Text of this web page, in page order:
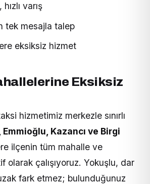
varış
tek mesajla talep
eksiksiz hizmet
Eksiksiz
hizmetimiz merkezle sınırlı
Emmioğlu, Kazancı ve Birgi
ilçenin tüm mahalle ve
olarak çalışıyoruz. Yokuşlu, dar
fark etmez; bulunduğunuz